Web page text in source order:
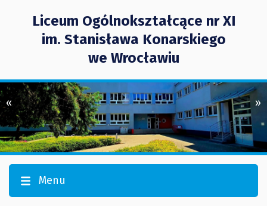
Liceum Ogólnokształcące nr XI
im. Stanisława Konarskiego
we Wrocławiu
« »
Menu